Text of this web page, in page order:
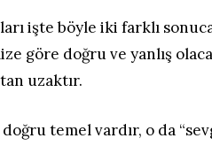
işte böyle iki farklı
göre doğru ve yanlış
uzaktır.
doğru temel vardır, o da